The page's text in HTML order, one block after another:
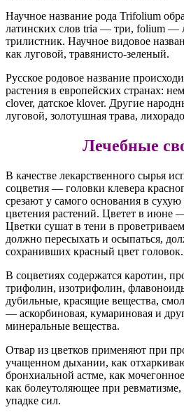
Научное название рода Trifolium
латинских слов tria — три, folium —
трилистник. Научное видовое
как луговой, травянисто-зеленый.
Русское родовое название
растения в европейских странах:
clover, датское klover. Другие
луговой, золотушная трава,
Лечебные
В качестве лекарственного сырья
соцветия — головки клевера
срезают у самого основания в
цветения растений. Цветет в июне
Цветки сушат в тени в
должно пересыхать и осыпаться,
сохранивших красный цвет головок.
В соцветиях содержатся каротин,
трифолин, изотрифолин,
дубильные, красящие вещества,
— аскорбиновая, кумариновая и
минеральные вещества.
Отвар из цветков применяют при
учащенном дыхании, как
бронхиальной астме, как
как болеутоляющее при
упадке сил.